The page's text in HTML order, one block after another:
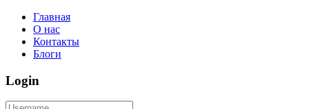
Главная
О нас
Контакты
Блоги
Login